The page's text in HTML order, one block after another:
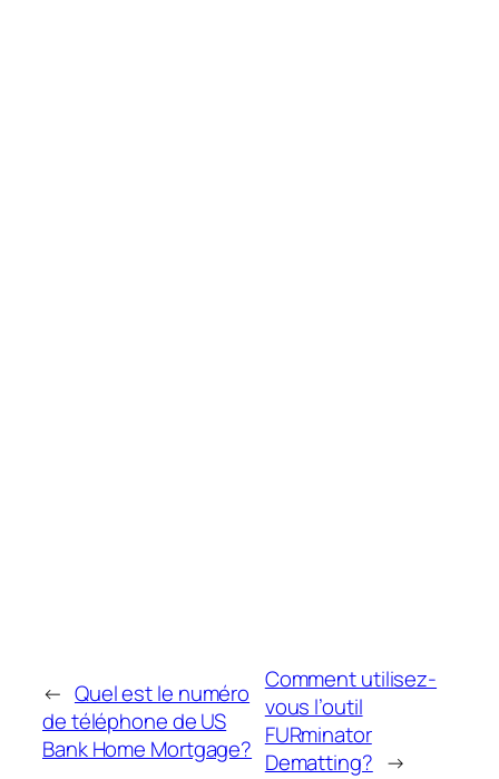
← Quel est le numéro
de téléphone de US
Bank Home Mortgage?
Comment utilisez-
vous l’outil
FURminator
Dematting? →